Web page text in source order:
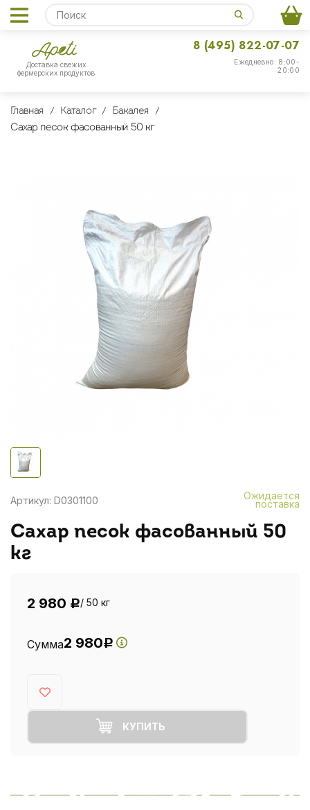
Доставка свежих
фермерских продуктов
Ежедневно: 8:00-
20:00
8 (495) 822-07-07
Главная Каталог
Бакалея
Сахар песок фасованный 50 кг
Артикул: D0301100 Ожидается
поставка
Сахар песок фасованный 50
кг
2 980 Р/ 50 кг
Сумма2 980Р
КУПИТЬ